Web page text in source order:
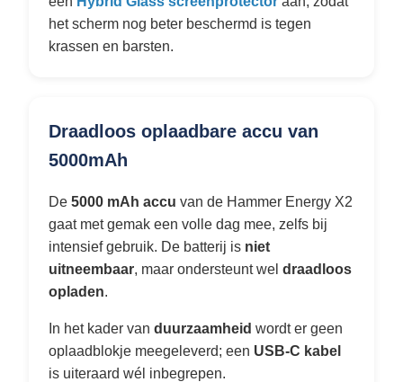
het scherm nog beter beschermd is tegen
krassen en barsten.
Draadloos oplaadbare accu van
5000mAh
De 5000 mAh accu van de Hammer Energy X2
gaat met gemak een volle dag mee, zelfs bij
intensief gebruik. De batterij is niet
uitneembaar, maar ondersteunt wel draadloos
opladen.
In het kader van duurzaamheid wordt er geen
oplaadblokje meegeleverd; een USB-C kabel
is uiteraard wél inbegrepen.